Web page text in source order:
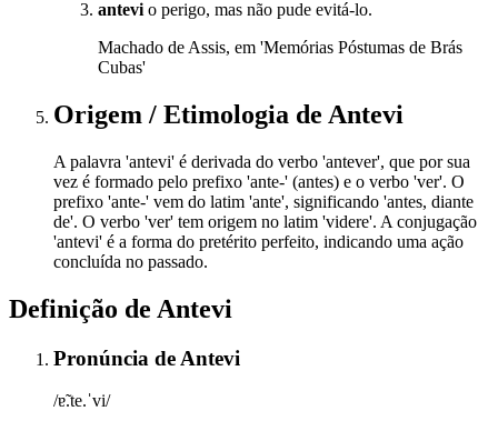
antevi o perigo, mas não pude evitá-lo.
Machado de Assis, em 'Memórias Póstumas de Brás
Cubas'
Origem / Etimologia de Antevi
A palavra 'antevi' é derivada do verbo 'antever', que por sua
vez é formado pelo prefixo 'ante-' (antes) e o verbo 'ver'. O
prefixo 'ante-' vem do latim 'ante', significando 'antes, diante
de'. O verbo 'ver' tem origem no latim 'videre'. A conjugação
'antevi' é a forma do pretérito perfeito, indicando uma ação
concluída no passado.
Definição de Antevi
Pronúncia de Antevi
/ɐ̃.te.ˈvi/